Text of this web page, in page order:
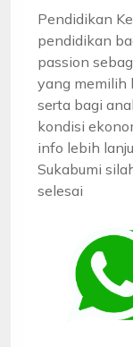
Pendidikan
pendidikan
passion
yang memilih
serta bagi
kondisi
info lebih
Sukabumi
selesai